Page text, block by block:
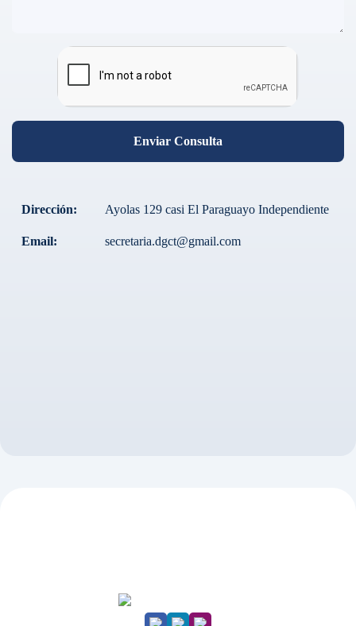
Enviar Consulta
Dirección: Ayolas 129 casi El Paraguayo Independiente
Email: secretaria.dgct@gmail.com